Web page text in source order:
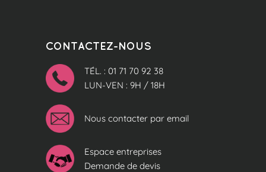
CONTACTEZ-NOUS
TÉL. : 01 71 70 92 38
LUN-VEN : 9H / 18H
Nous contacter par email
Espace entreprises
Demande de devis